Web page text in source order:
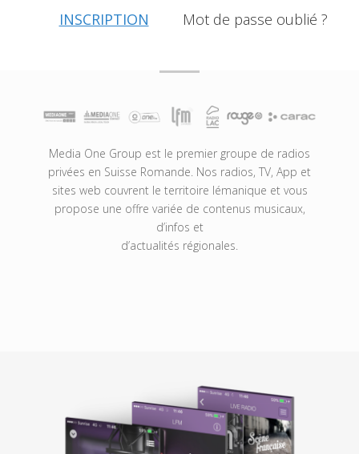
INSCRIPTION Mot de passe oublié ?
Media One Group est le premier groupe de radios
privées en Suisse Romande. Nos radios, TV, App et
sites web couvrent le territoire lémanique et vous
propose une offre variée de contenus musicaux,
d’infos et
d’actualités régionales.